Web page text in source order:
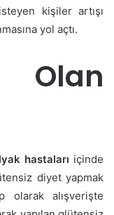
kişiler artışı
yol açtı.
hastaları içinde
diyet yapmak
alışverişte